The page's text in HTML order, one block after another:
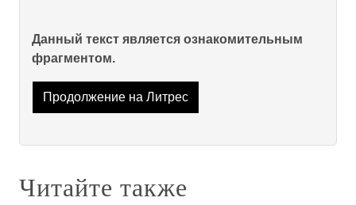
Данный текст является ознакомительным
фрагментом.
Продолжение на Литрес
Читайте также